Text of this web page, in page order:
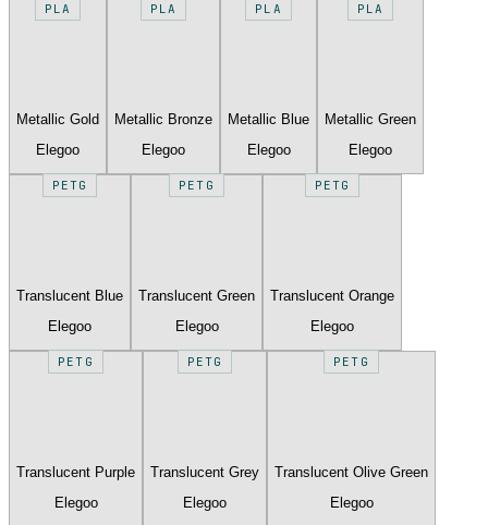
PLA
Metallic Gold
Elegoo
PLA
Metallic Bronze
Elegoo
PLA
Metallic Blue
Elegoo
PLA
Metallic Green
Elegoo
PETG
Translucent Blue
Elegoo
PETG
Translucent Green
Elegoo
PETG
Translucent Orange
Elegoo
PETG
Translucent Purple
Elegoo
PETG
Translucent Grey
Elegoo
PETG
Translucent Olive Green
Elegoo